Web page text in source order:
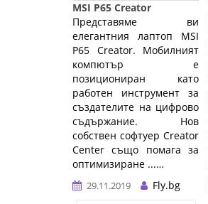
MSI P65 Creator
Представяме ви
елегантния лаптоп MSI
P65 Creator. Мобилният
компютър е
позициониран като
работен инструмент за
създателите на цифрово
съдържание. Нов
собствен софтуер Creator
Center също помага за
оптимизиране ...…
29.11.2019
Fly.bg